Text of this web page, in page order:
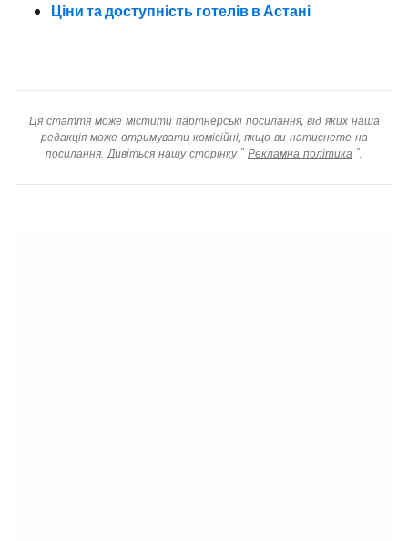
Ціни та доступність готелів в Астані
Ця стаття може містити партнерські посилання, від яких наша
редакція може отримувати комісійні, якщо ви натиснете на
посилання. Дивіться нашу сторінку " Рекламна політика ".